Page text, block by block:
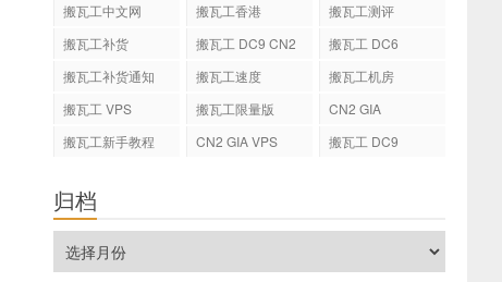
搬瓦工中文网
搬瓦工香港
搬瓦工测评
搬瓦工补货
搬瓦工 DC9 CN2
搬瓦工 DC6
搬瓦工补货通知
搬瓦工速度
搬瓦工机房
搬瓦工 VPS
搬瓦工限量版
CN2 GIA
搬瓦工新手教程
CN2 GIA VPS 搬瓦工 DC9
归档